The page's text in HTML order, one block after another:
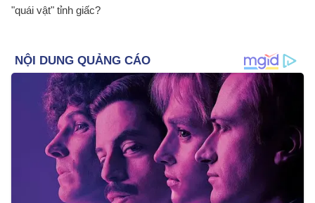
"quái vật" tỉnh giấc?